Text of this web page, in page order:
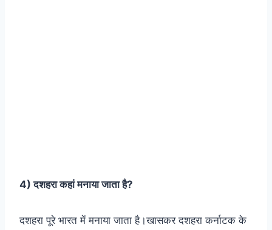
4) दशहरा कहां मनाया जाता है?
दशहरा पूरे भारत में मनाया जाता है।खासकर दशहरा कर्नाटक के